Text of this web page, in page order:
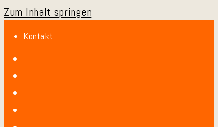
Zum Inhalt springen
Kontakt